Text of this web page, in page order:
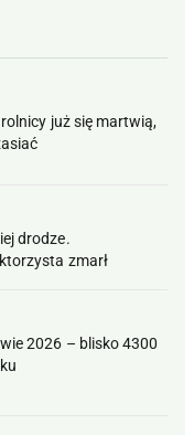
już się martwią,
drodze.
zmarł
2026 – blisko 4300